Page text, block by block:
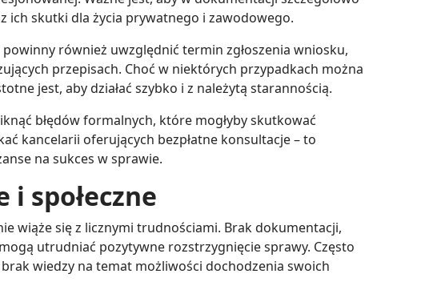
ich skutki dla życia prywatnego i zawodowego.
również uwzględnić termin zgłoszenia wniosku,
przepisach. Choć w niektórych przypadkach można
jest, aby działać szybko i z należytą starannością.
błędów formalnych, które mogłyby skutkować
kancelarii oferujących bezpłatne konsultacje – to
na sukces w sprawie.
społeczne
wiąże się z licznymi trudnościami. Brak dokumentacji,
utrudniać pozytywne rozstrzygnięcie sprawy. Często
wiedzy na temat możliwości dochodzenia swoich